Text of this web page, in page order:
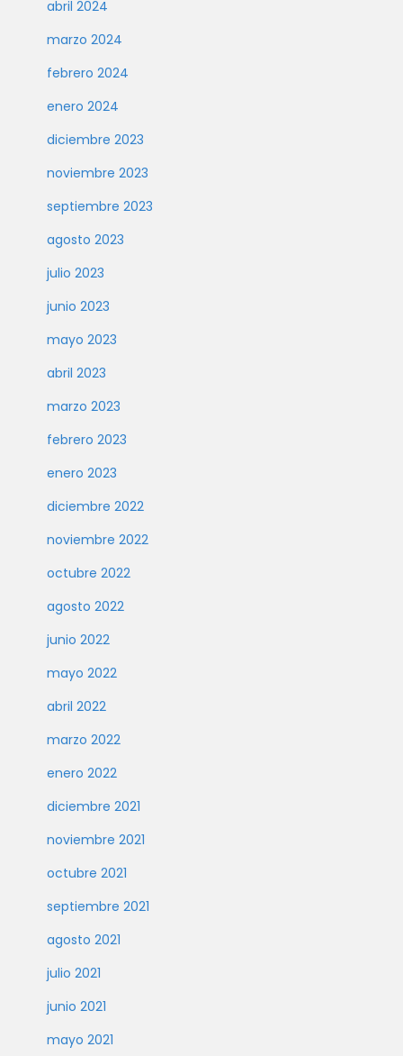
abril 2024
marzo 2024
febrero 2024
enero 2024
diciembre 2023
noviembre 2023
septiembre 2023
agosto 2023
julio 2023
junio 2023
mayo 2023
abril 2023
marzo 2023
febrero 2023
enero 2023
diciembre 2022
noviembre 2022
octubre 2022
agosto 2022
junio 2022
mayo 2022
abril 2022
marzo 2022
enero 2022
diciembre 2021
noviembre 2021
octubre 2021
septiembre 2021
agosto 2021
julio 2021
junio 2021
mayo 2021